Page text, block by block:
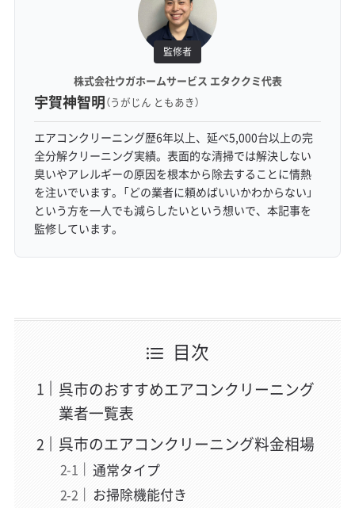
監修者
株式会社ウガホームサービス エタククミ代表
宇賀神智明（うがじん ともあき）
エアコンクリーニング歴6年以上、延べ5,000台以上の完
全分解クリーニング実績。表面的な清掃では解決しない
臭いやアレルギーの原因を根本から除去することに情熱
を注いでいます。「どの業者に頼めばいいかわからない」
という方を一人でも減らしたいという想いで、本記事を
監修しています。
目次
呉市のおすすめエアコンクリーニング
業者一覧表
呉市のエアコンクリーニング料金相場
通常タイプ
お掃除機能付き